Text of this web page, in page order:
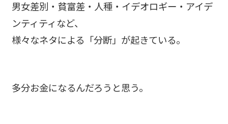
男女差別・貧富差・人種・イデオロギー・アイデ
ンティティなど、
様々なネタによる「分断」が起きている。
多分お金になるんだろうと思う。